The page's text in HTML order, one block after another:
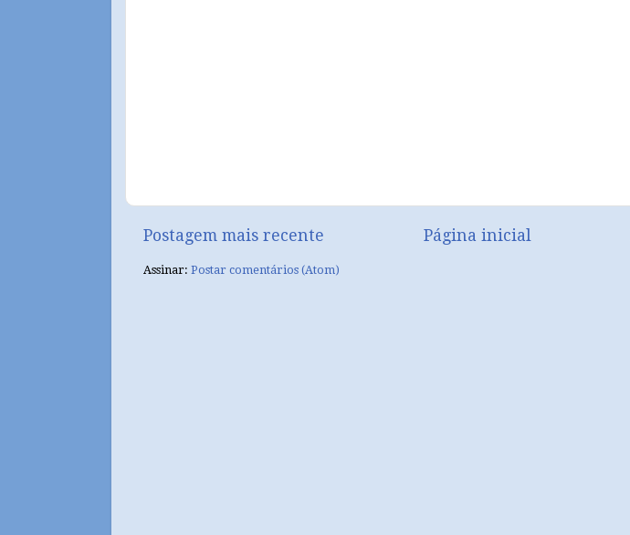
Postagem mais recente Página inicial
Assinar: Postar comentários (Atom)